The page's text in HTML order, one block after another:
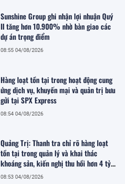
Sunshine Group ghi nhận lợi nhuận Quý
II tăng hơn 10.900% nhờ bàn giao các
dự án trọng điểm
08:55 04/08/2026
Hàng loạt tồn tại trong hoạt động cung
ứng dịch vụ, khuyến mại và quản trị bưu
gửi tại SPX Express
08:54 04/08/2026
Quảng Trị: Thanh tra chỉ rõ hàng loạt
tồn tại trong quản lý và khai thác
khoáng sản, kiến nghị thu hồi hơn 4 tỷ
đồng
08:53 04/08/2026